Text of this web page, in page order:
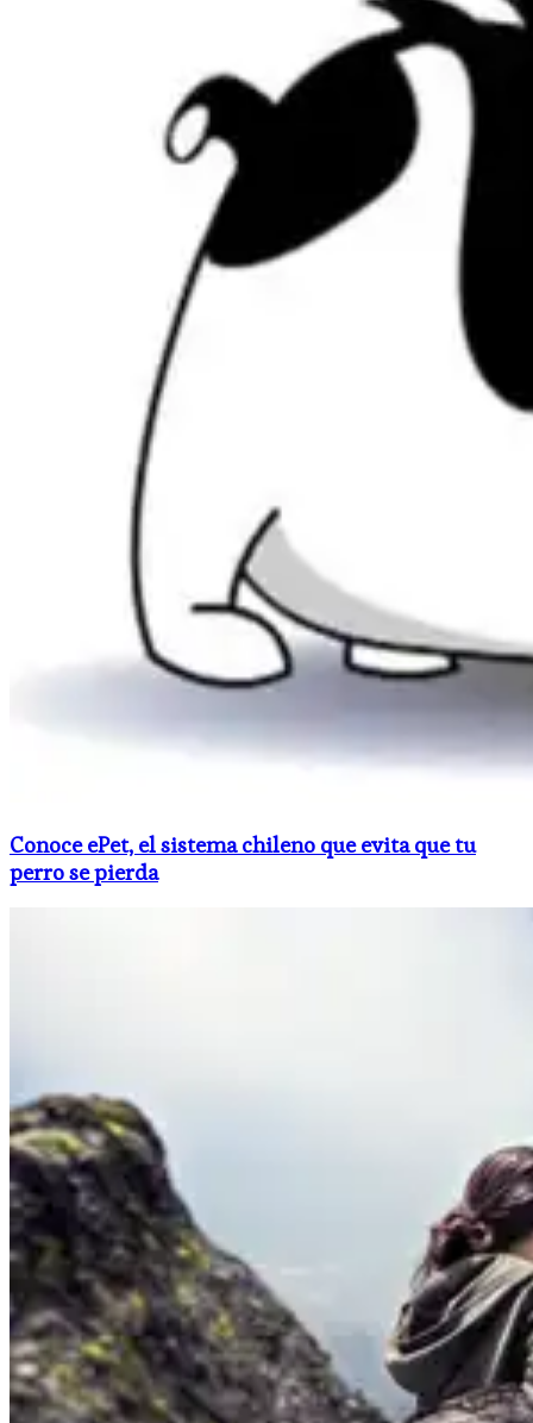
Conoce ePet, el sistema chileno que evita que tu
perro se pierda